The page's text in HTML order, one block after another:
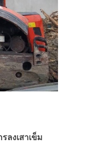
ลงเสาเข็ม